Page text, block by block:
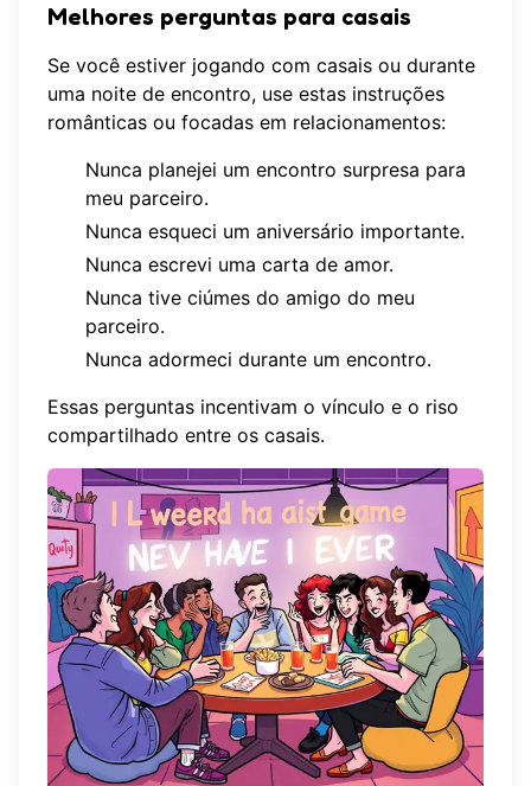
Melhores perguntas para casais
Se você estiver jogando com casais ou durante
uma noite de encontro, use estas instruções
românticas ou focadas em relacionamentos:
Nunca planejei um encontro surpresa para
meu parceiro.
Nunca esqueci um aniversário importante.
Nunca escrevi uma carta de amor.
Nunca tive ciúmes do amigo do meu
parceiro.
Nunca adormeci durante um encontro.
Essas perguntas incentivam o vínculo e o riso
compartilhado entre os casais.